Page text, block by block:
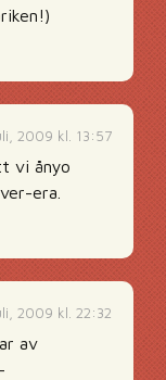
2009 kl. 13:57
vi ånyo
era.
2009 kl. 22:32
av